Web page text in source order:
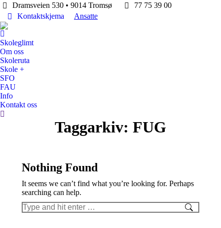
Dramsveien 530 • 9014 Tromsø
77 75 39 00
Kontaktskjema
Ansatte
Skoleglimt
Om oss
Skoleruta
Skole +
SFO
FAU
Info
Kontakt oss
Search:
Taggarkiv: FUG
Nothing Found
It seems we can’t find what you’re looking for. Perhaps
searching can help.
Search: